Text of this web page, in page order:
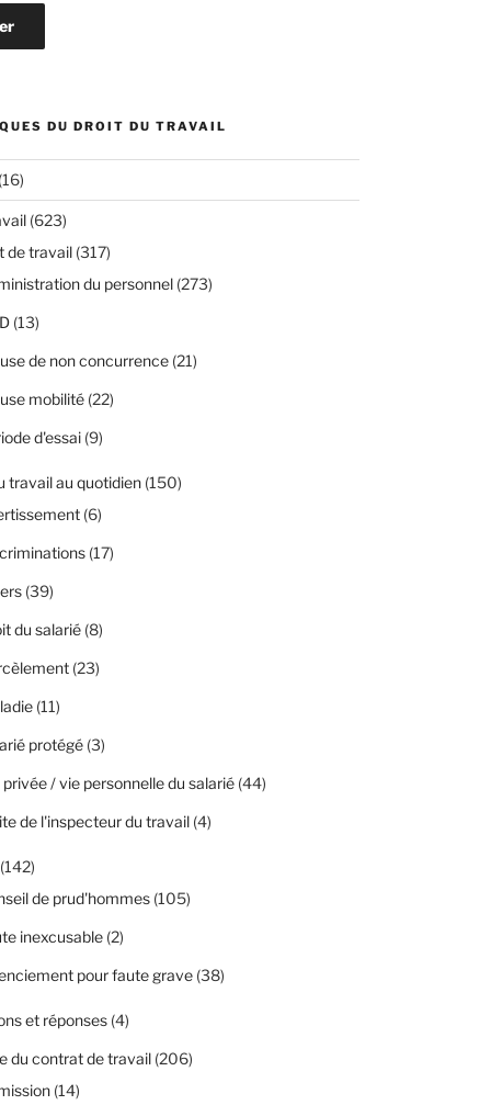
DU DROIT DU TRAVAIL
(623)
de travail(317)
du personnel(273)
(13)
de non concurrence(21)
mobilité(22)
d'essai(9)
travail au quotidien(150)
(6)
(17)
(39)
du salarié(8)
(23)
(11)
protégé(3)
/ vie personnelle du salarié(44)
de l'inspecteur du travail(4)
de prud'hommes(105)
inexcusable(2)
pour faute grave(38)
et réponses(4)
du contrat de travail(206)
(14)